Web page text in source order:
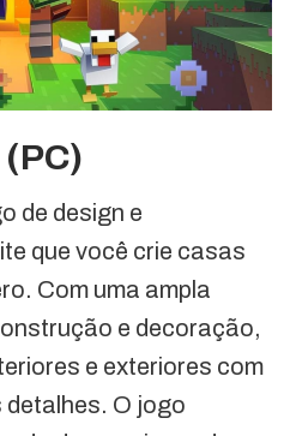
de design e
que você crie casas
Com uma ampla
e decoração,
e exteriores com
O jogo